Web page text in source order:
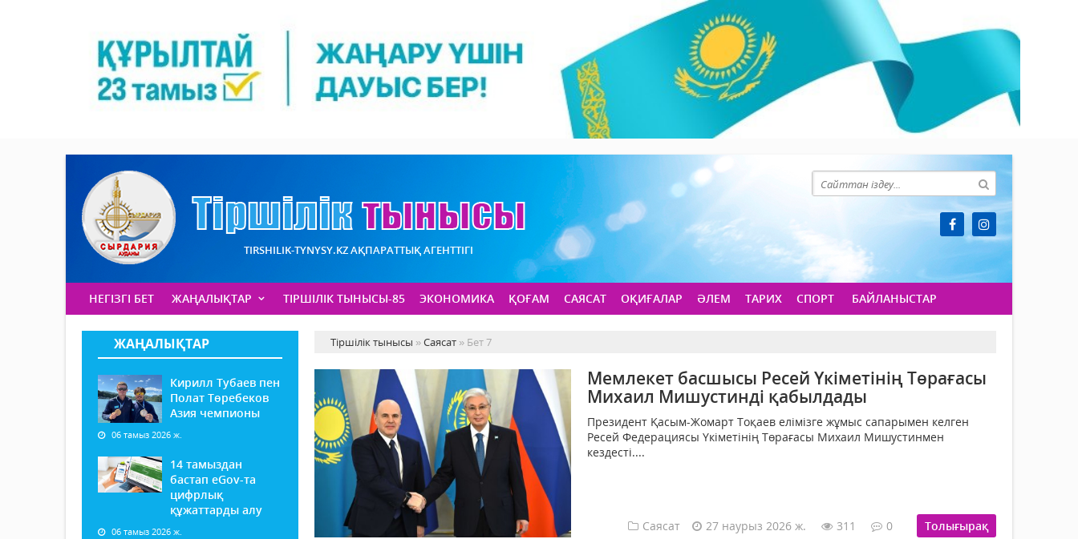
TIRSHILIK-TYNYSY.KZ АҚПАРАТТЫҚ АГЕНТТІГІ
НЕГІЗГІ БЕТ ЖАҢАЛЫҚТАР ТІРШІЛІК ТЫНЫСЫ-85 ЭКОНОМИКА ҚОҒАМ САЯСАТ ОҚИҒАЛАР ӘЛЕМ ТАРИХ СПОРТ БАЙЛАНЫСТАР
ЖАҢАЛЫҚТАР
Кирилл Тубаев пен
Полат Төребеков
Азия чемпионы
06 тамыз 2026 ж.
14 тамыздан
бастап еGov-та
цифрлық
құжаттарды алу
06 тамыз 2026 ж.
Тіршілік тынысы »Саясат » Бет 7
Мемлекет басшысы Ресей Үкіметінің Төрағасы
Михаил Мишустинді қабылдады
Президент Қасым-Жомарт Тоқаев елімізге жұмыс сапарымен келген
Ресей Федерациясы Үкіметінің Төрағасы Михаил Мишустинмен
кездесті....
Саясат 27 наурыз 2026 ж. 311 0 Толығырақ